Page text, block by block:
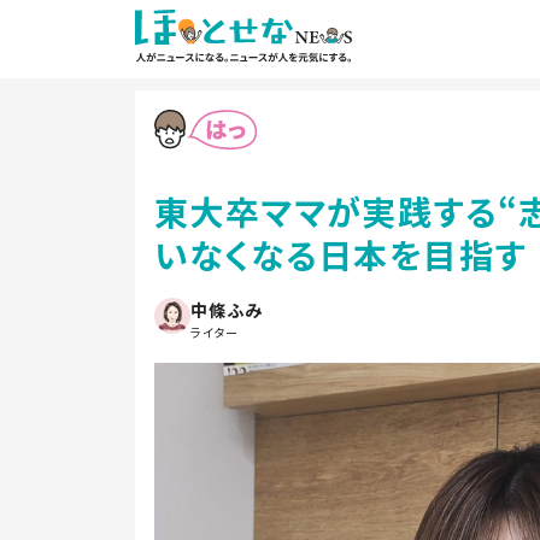
東大卒ママが実践する
いなくなる日本を目指す
中條ふみ
ライター